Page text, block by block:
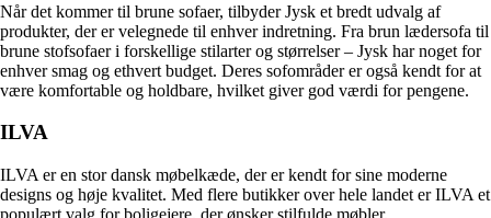
Når det kommer til brune sofaer, tilbyder Jysk et bredt udvalg af
produkter, der er velegnede til enhver indretning. Fra brun lædersofa til
brune stofsofaer i forskellige stilarter og størrelser – Jysk har noget for
enhver smag og ethvert budget. Deres sofområder er også kendt for at
være komfortable og holdbare, hvilket giver god værdi for pengene.
ILVA
ILVA er en stor dansk møbelkæde, der er kendt for sine moderne
designs og høje kvalitet. Med flere butikker over hele landet er ILVA et